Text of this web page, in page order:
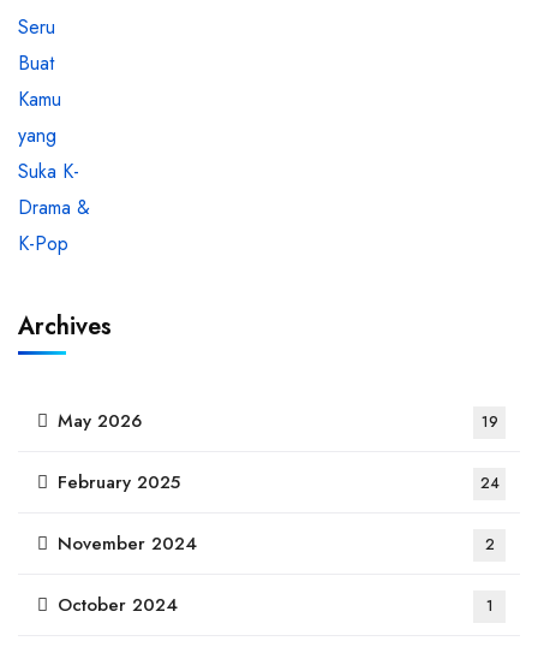
Archives
May 2026 19
February 2025 24
November 2024 2
October 2024 1